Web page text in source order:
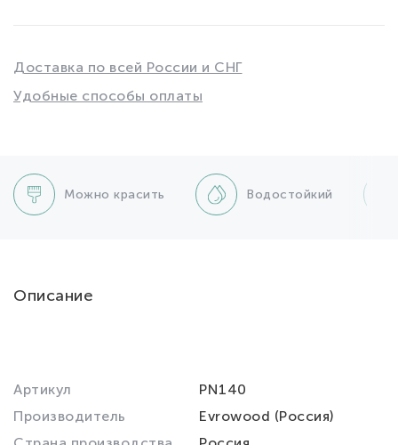
Доставка по всей России и СНГ
Удобные способы оплаты
Можно красить Водостойкий
Описание
Артикул
PN140
Производитель
Evrowood (Россия)